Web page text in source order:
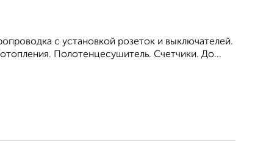
с установкой розеток и выключателей.
Полотенцесушитель. Счетчики. До...